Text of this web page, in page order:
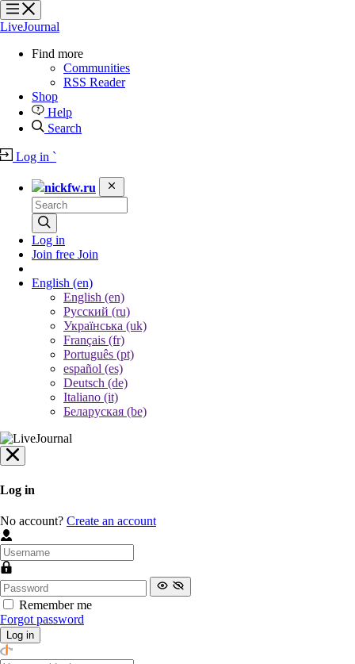
?
?
LiveJournal
Find more
Communities
RSS Reader
Shop
Help
Search
Log in `
nickfw.ru
Log in
Join free Join
English (en)
English (en)
Русский (ru)
Українська (uk)
Français (fr)
Português (pt)
español (es)
Deutsch (de)
Italiano (it)
Беларуская (be)
Log in
No account? Create an account
Remember me
Forgot password
Log in